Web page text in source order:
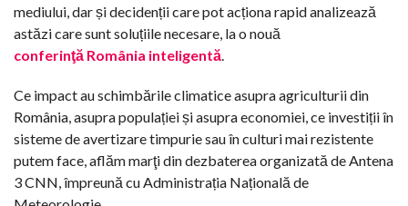
mediului, dar și decidenții care pot acționa rapid analizează
astăzi care sunt soluțiile necesare, la o nouă
conferinţă România inteligentă.
Ce impact au schimbările climatice asupra agriculturii din
România, asupra populației și asupra economiei, ce investiții în
sisteme de avertizare timpurie sau în culturi mai rezistente
putem face, aflăm marţi din dezbaterea organizată de Antena
3 CNN, împreună cu Administrația Națională de